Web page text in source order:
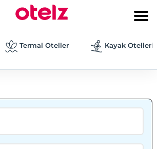
Termal Oteller Kayak Otelleri